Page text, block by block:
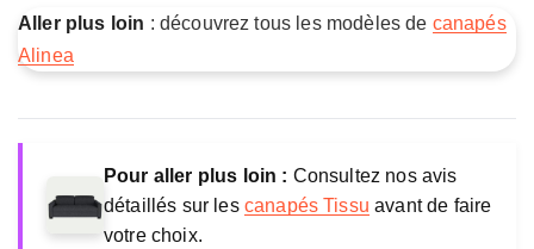
Aller plus loin : découvrez tous les modèles de canapés
Alinea
Pour aller plus loin : Consultez nos avis
détaillés sur les canapés Tissu avant de faire
votre choix.